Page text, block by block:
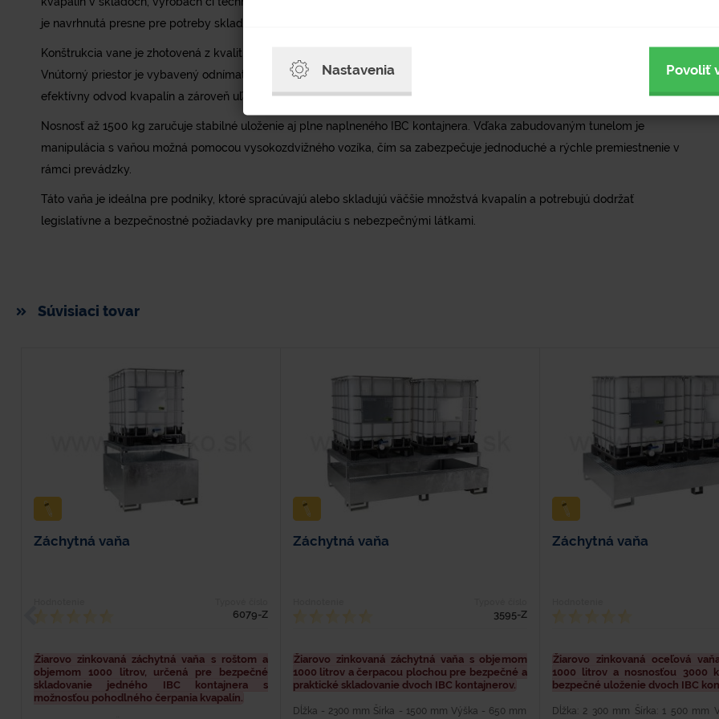
je navrhnutá presne pre potreby skladovania jedného IBC kontajnera s objemom do 1000 l.
Konštrukcia vane je zhotovená z kvalitnej ocele a povrchovo upravená lakovaním syntetickou farbou v modrom prevedení.
Vnútorný priestor je vybavený odnímateľným žiarovo zinkovaným roštom, ktorý umožňuje bezpečné uloženie kontajnera,
efektívny odvod kvapalín a zároveň uľahčuje čistenie vane.
Nosnosť až 1500 kg zaručuje stabilné uloženie aj plne naplneného IBC kontajnera. Vďaka zabudovaným tunelom je
manipulácia s vaňou možná pomocou vysokozdvižného vozíka, čím sa zabezpečuje jednoduché a rýchle premiestnenie v
rámci prevádzky.
Táto vaňa je ideálna pre podniky, ktoré spracúvajú alebo skladujú väčšie množstvá kvapalín a potrebujú dodržať
legislatívne a bezpečnostné požiadavky pre manipuláciu s nebezpečnými látkami.
Súvisiaci tovar
Záchytná vaňa
6079-Z
Žiarovo zinkovaná záchytná vaňa s roštom a
objemom 1000 litrov, určená pre bezpečné
skladovanie jedného IBC kontajnera s
možnosťou pohodlného čerpania kvapalín.
Záchytná vaňa
3595-Z
Žiarovo zinkovaná záchytná vaňa s objemom
1000 litrov a čerpacou plochou pre bezpečné a
praktické skladovanie dvoch IBC kontajnerov.
Dĺžka - 2300 mm Šírka - 1500 mm Výška - 650 mm
Záchytná vaňa
Žiarovo zinkovaná oceľová
1000 litrov a nosnosťou 3000
bezpečné uloženie dvoch IBC
Dĺžka: 2 300 mm Šírka: 1 500 mm
Nastavenia Povoliť